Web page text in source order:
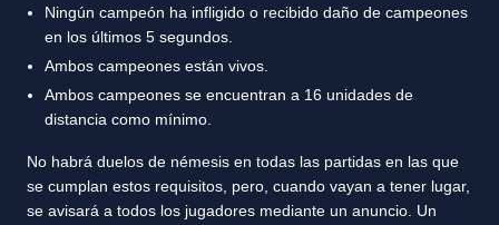
Ningún campeón ha infligido o recibido daño de campeones
en los últimos 5 segundos.
Ambos campeones están vivos.
Ambos campeones se encuentran a 16 unidades de
distancia como mínimo.
No habrá duelos de némesis en todas las partidas en las que
se cumplan estos requisitos, pero, cuando vayan a tener lugar,
se avisará a todos los jugadores mediante un anuncio. Un